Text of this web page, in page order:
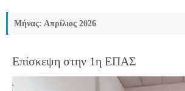
Μήνας: Απρίλιος 2026
Επίσκεψη στην 1η ΕΠΑΣ